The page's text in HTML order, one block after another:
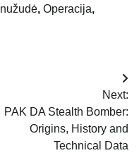
nužudė, Operacija,
Next:
PAK DA Stealth Bomber:
Origins, History and
Technical Data